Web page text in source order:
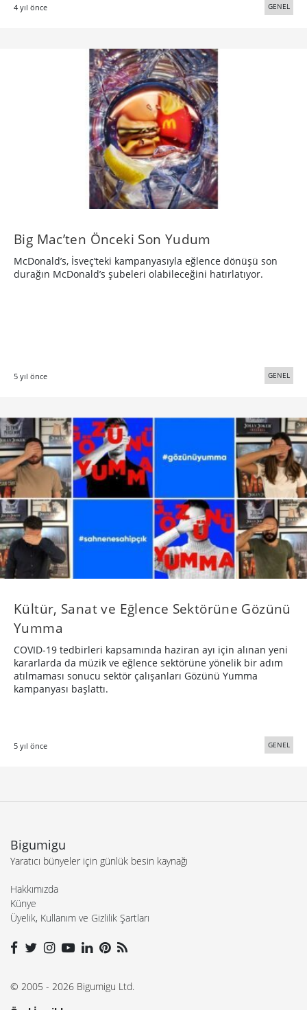
4 yıl önce GENEL
Big Mac’ten Önceki Son Yudum
McDonald’s, İsveç’teki kampanyasıyla eğlence dönüşü son
durağın McDonald’s şubeleri olabileceğini hatırlatıyor.
5 yıl önce GENEL
Kültür, Sanat ve Eğlence Sektörüne Gözünü
Yumma
COVID-19 tedbirleri kapsamında haziran ayı için alınan yeni
kararlarda da müzik ve eğlence sektörüne yönelik bir adım
atılmaması sonucu sektör çalışanları Gözünü Yumma
kampanyası başlattı.
5 yıl önce GENEL
Bigumigu
Yaratıcı bünyeler için günlük besin kaynağı
Hakkımızda
Künye
Üyelik, Kullanım ve Gizlilik Şartları
© 2005 - 2026 Bigumigu Ltd.